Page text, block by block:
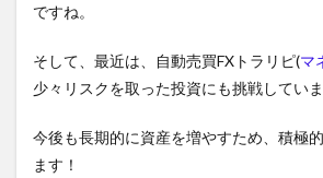
ですね。
そして、最近は、 自動売買FXトラリピ(マ
少々リスクを取った投資にも挑戦していま
今後も長期的に資産を増やすため、積極
ます！